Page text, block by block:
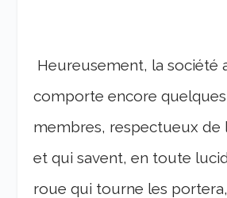
Heureusement, la société
comporte encore
membres, respectueux de
et qui savent, en toute
roue qui tourne les